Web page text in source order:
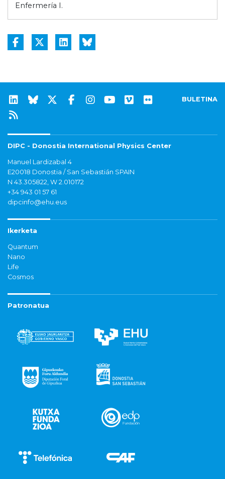
Enfermería I.
BULETINA
DIPC - Donostia International Physics Center
Manuel Lardizabal 4
E20018 Donostia / San Sebastián SPAIN
N 43.305822, W 2.010172
+34 943 01 57 61
dipcinfo@ehu.eus
Ikerketa
Quantum
Nano
Life
Cosmos
Patronatua